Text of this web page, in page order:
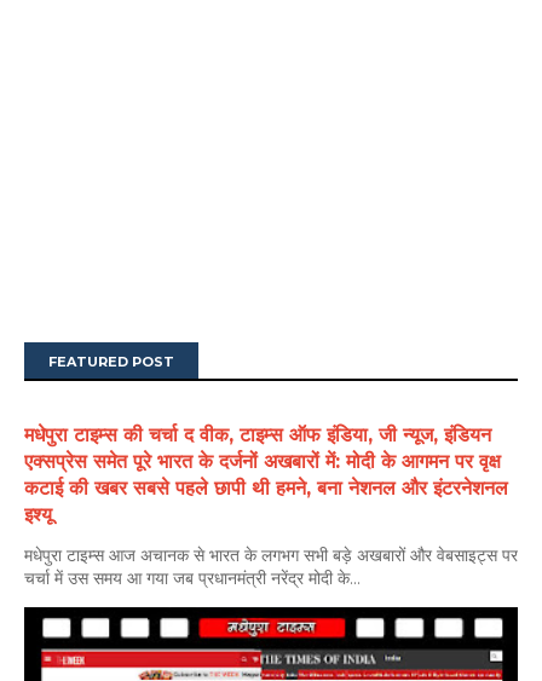
FEATURED POST
मधेपुरा टाइम्स की चर्चा द वीक, टाइम्स ऑफ इंडिया, जी न्यूज, इंडियन
एक्सप्रेस समेत पूरे भारत के दर्जनों अखबारों में: मोदी के आगमन पर वृक्ष
कटाई की खबर सबसे पहले छापी थी हमने, बना नेशनल और इंटरनेशनल
इश्यू
मधेपुरा टाइम्स आज अचानक से भारत के लगभग सभी बड़े अखबारों और वेबसाइट्स पर
चर्चा में उस समय आ गया जब प्रधानमंत्री नरेंद्र मोदी के...